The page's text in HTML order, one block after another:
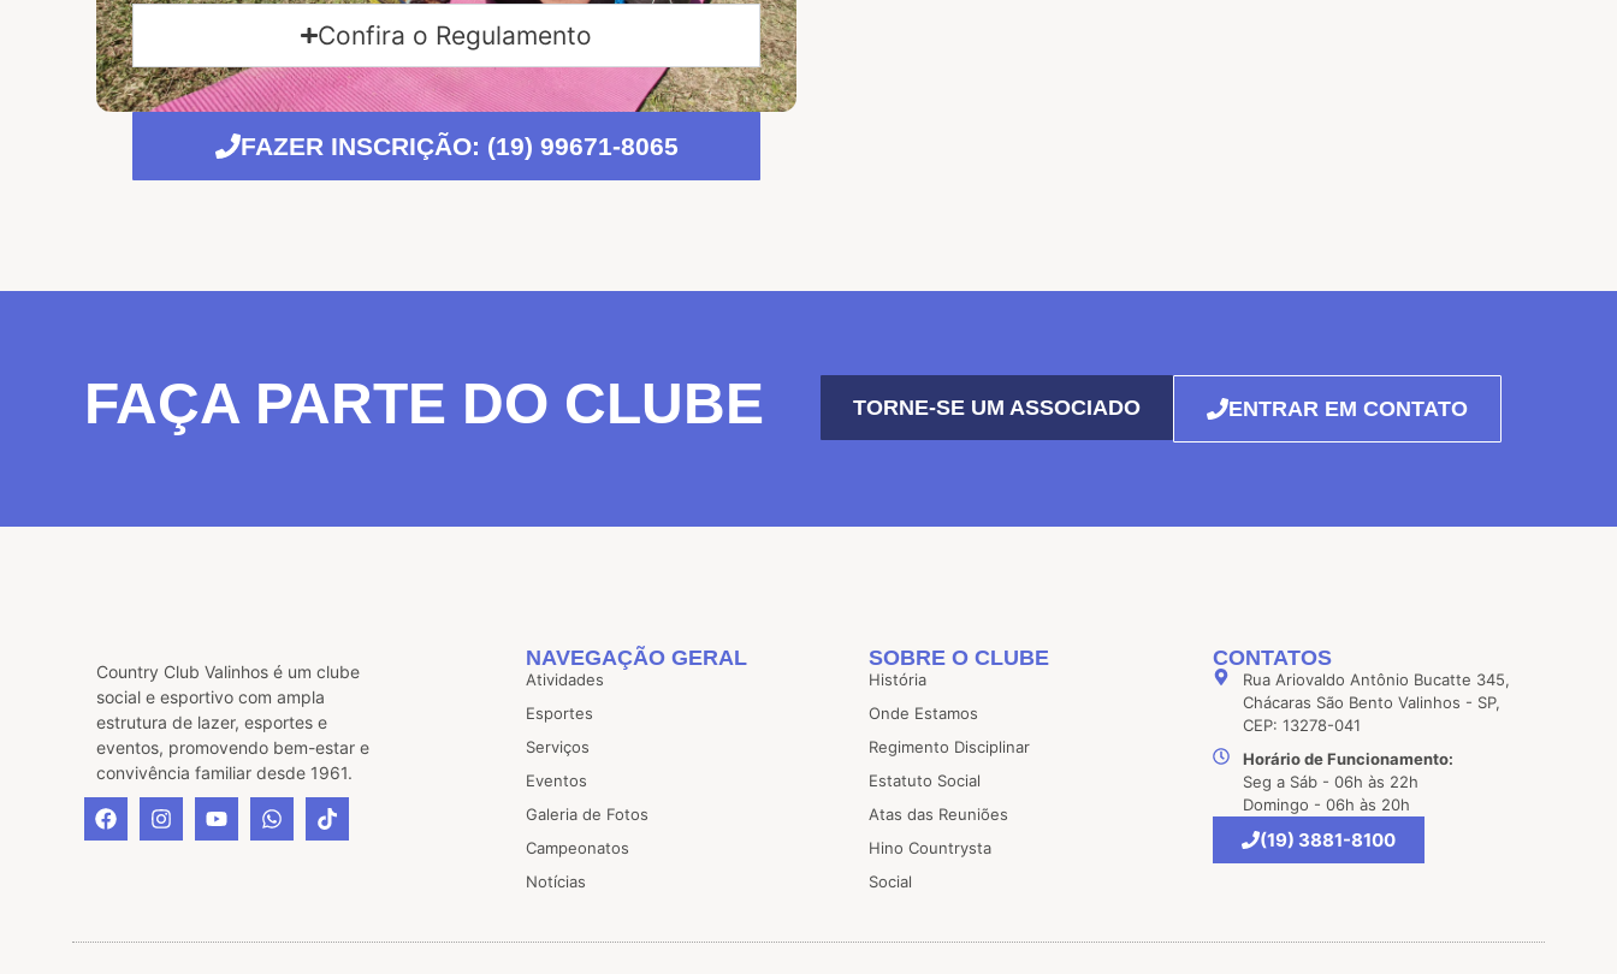
Confira o Regulamento
FAZER INSCRIÇÃO: (19) 99671-8065
FAÇA PARTE DO CLUBE TORNE-SE UM ASSOCIADO ENTRAR EM CONTATO
Country Club Valinhos é um clube
social e esportivo com ampla
estrutura de lazer, esportes e
eventos, promovendo bem-estar e
convivência familiar desde 1961.
NAVEGAÇÃO GERAL
Atividades
Esportes
Serviços
Eventos
Galeria de Fotos
Campeonatos
Notícias
SOBRE O CLUBE
História
Onde Estamos
Regimento Disciplinar
Estatuto Social
Atas das Reuniões
Hino Countrysta
Social
CONTATOS
Rua Ariovaldo Antônio Bucatte 345,
Chácaras São Bento Valinhos - SP,
CEP: 13278-041
Horário de Funcionamento:
Seg a Sáb - 06h às 22h
Domingo - 06h às 20h
(19) 3881-8100